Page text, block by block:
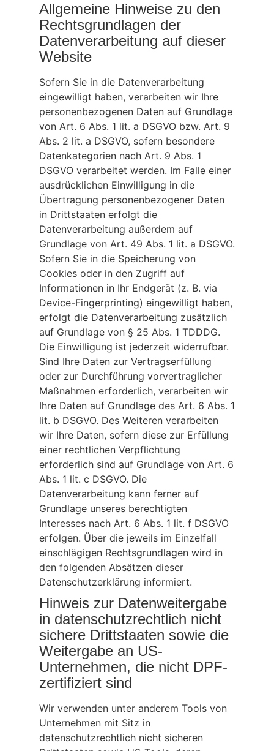
Allgemeine Hinweise zu den
Rechtsgrundlagen der
Datenverarbeitung auf dieser
Website
Sofern Sie in die Datenverarbeitung
eingewilligt haben, verarbeiten wir Ihre
personenbezogenen Daten auf Grundlage
von Art. 6 Abs. 1 lit. a DSGVO bzw. Art. 9
Abs. 2 lit. a DSGVO, sofern besondere
Datenkategorien nach Art. 9 Abs. 1
DSGVO verarbeitet werden. Im Falle einer
ausdrücklichen Einwilligung in die
Übertragung personenbezogener Daten
in Drittstaaten erfolgt die
Datenverarbeitung außerdem auf
Grundlage von Art. 49 Abs. 1 lit. a DSGVO.
Sofern Sie in die Speicherung von
Cookies oder in den Zugriff auf
Informationen in Ihr Endgerät (z. B. via
Device-Fingerprinting) eingewilligt haben,
erfolgt die Datenverarbeitung zusätzlich
auf Grundlage von § 25 Abs. 1 TDDDG.
Die Einwilligung ist jederzeit widerrufbar.
Sind Ihre Daten zur Vertragserfüllung
oder zur Durchführung vorvertraglicher
Maßnahmen erforderlich, verarbeiten wir
Ihre Daten auf Grundlage des Art. 6 Abs. 1
lit. b DSGVO. Des Weiteren verarbeiten
wir Ihre Daten, sofern diese zur Erfüllung
einer rechtlichen Verpflichtung
erforderlich sind auf Grundlage von Art. 6
Abs. 1 lit. c DSGVO. Die
Datenverarbeitung kann ferner auf
Grundlage unseres berechtigten
Interesses nach Art. 6 Abs. 1 lit. f DSGVO
erfolgen. Über die jeweils im Einzelfall
einschlägigen Rechtsgrundlagen wird in
den folgenden Absätzen dieser
Datenschutzerklärung informiert.
Hinweis zur Datenweitergabe
in datenschutzrechtlich nicht
sichere Drittstaaten sowie die
Weitergabe an US-
Unternehmen, die nicht DPF-
zertifiziert sind
Wir verwenden unter anderem Tools von
Unternehmen mit Sitz in
datenschutzrechtlich nicht sicheren